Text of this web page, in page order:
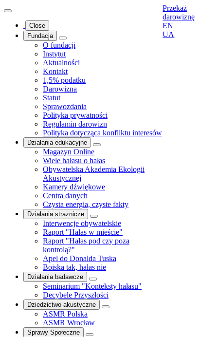
Close
Fundacja
O fundacji
Instytut
Aktualności
Kontakt
1,5% podatku
Darowizna
Statut
Sprawozdania
Polityka prywatności
Regulamin darowizn
Polityka dotycząca konfliktu interesów
Działania edukacyjne
Magazyn Online
Wiele hałasu o hałas
Obywatelska Akademia Ekologii
Akustycznej
Kamery dźwiękowe
Centra danych
Czysta energia, czyste fakty
Działania strażnicze
Interwencje obywatelskie
Raport "Hałas w mieście"
Raport "Hałas pod czy poza
kontrolą?"
Apel do Donalda Tuska
Boiska tak, hałas nie
Działania badawcze
Seminarium "Konteksty hałasu"
Decybele Przyszłości
Dziedzictwo akustyczne
ASMR Polska
ASMR Wrocław
Sprawy Społeczne
Przekaż
darowiznę
EN
UA